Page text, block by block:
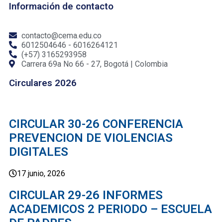
Información de contacto
contacto@cema.edu.co
6012504646 - 6016264121
(+57) 3165293958
Carrera 69a No 66 - 27, Bogotá | Colombia
Circulares 2026
CIRCULAR 30-26 CONFERENCIA
PREVENCION DE VIOLENCIAS
DIGITALES
17 junio, 2026
CIRCULAR 29-26 INFORMES
ACADEMICOS 2 PERIODO – ESCUELA